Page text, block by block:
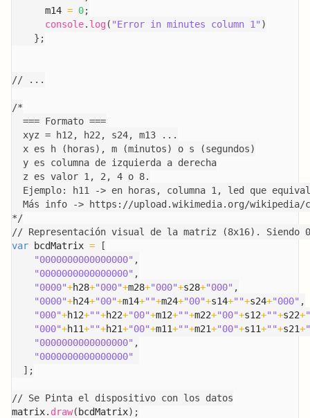
      m14
= 0;
console. log ( "Error in minutes column 1" )
} ;
// ...
/*
  === Formato ===
  xyz = h12, h22, s24, m13 ...
  x es h (horas), m (minutos) o s (segundos)
  y es columna de izquierda a derecha
  z es valor 1, 2, 4 o 8.
Ejemplo: h11 -> en horas, columna 1, led que
Más info -> https://upload.wikimedia.org/
*/
// Representación visual de la matriz (8x16). Siendo 0
var bcdMatrix =
[
"0000000000000000" ,
"0000000000000000" ,
"0000"+h28+"000"+m28+"000"+s28+"000" ,
"0000"+h24+"00"+m14+""+m24+"00"+s14+""+s24+"000" ,
"000"+h12+""+h22+"00"+m12+""+m22+"00"+s12+""+s22+
"000"+h11+""+h21+"00"+m11+""+m21+"00"+s11+""+s21+
"0000000000000000" ,
"0000000000000000"
] ;
// Se Pinta el dispositivo con los datos
matrix. draw( bcdMatrix) ;